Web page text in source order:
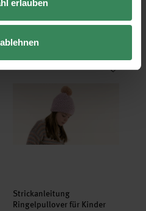
erlauben
Gratis
Strickanleitung Ringelpullover
Strickanleitung
Ringelpullover für Kinder